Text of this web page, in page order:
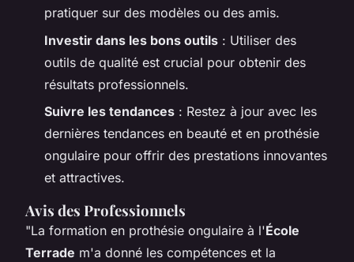
pratiquer sur des modèles ou des amis.
Investir dans les bons outils : Utiliser des
outils de qualité est crucial pour obtenir des
résultats professionnels.
Suivre les tendances : Restez à jour avec les
dernières tendances en beauté et en prothésie
ongulaire pour offrir des prestations innovantes
et attractives.
Avis des Professionnels
"La formation en prothésie ongulaire à l'École
Terrade m'a donné les compétences et la